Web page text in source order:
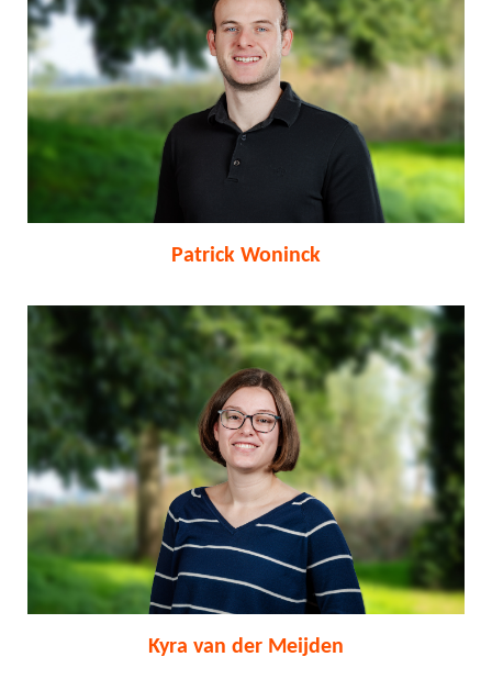
Patrick Woninck
Kyra van der Meijden